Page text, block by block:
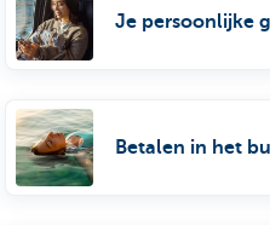
Je persoonlijke
Betalen in het